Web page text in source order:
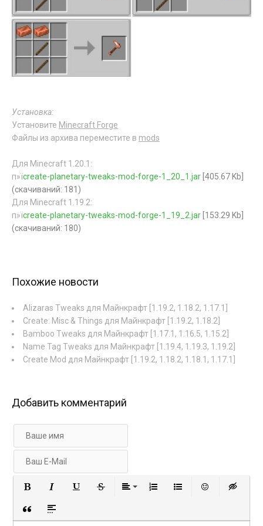
Установка:
Установите Minecraft Forge
Файлы из архива переместите в mods
Для Minecraft 1.20.1:
п»їcreate-planetary-tweaks-mod-forge-1_20_1.jar [405.67 Kb]
(cкачиваний: 181)
Для Minecraft 1.19.2:
п»їcreate-planetary-tweaks-mod-forge-1_19_2.jar [153.29 Kb]
(cкачиваний: 180)
Похожие новости
Alizaras Tweaks для Майнкрафт [1.19.2, 1.18.2, 1.17.1]
Create: Misc & Things для Майнкрафт [1.19.2, 1.18.2]
Bamboo Tweaks для Майнкрафт [1.17.1, 1.16.5, 1.15.2]
Name Tag Tweaks для Майнкрафт [1.19.4, 1.19.3, 1.19.2]
Create Mod для Майнкрафт [1.19.2, 1.18.2, 1.18.1, 1.17.1]
Добавить комментарий